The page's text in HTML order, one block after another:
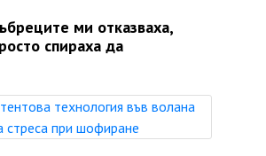
ми отказваха,
спираха да